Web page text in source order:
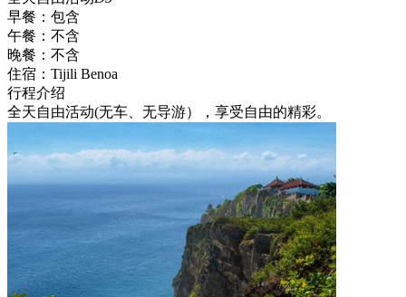
早餐： 包含
午餐： 不含
晚餐： 不含
住宿： Tijili Benoa
行程介绍
全天自由活动(无车、无导游），享受自由的精彩。